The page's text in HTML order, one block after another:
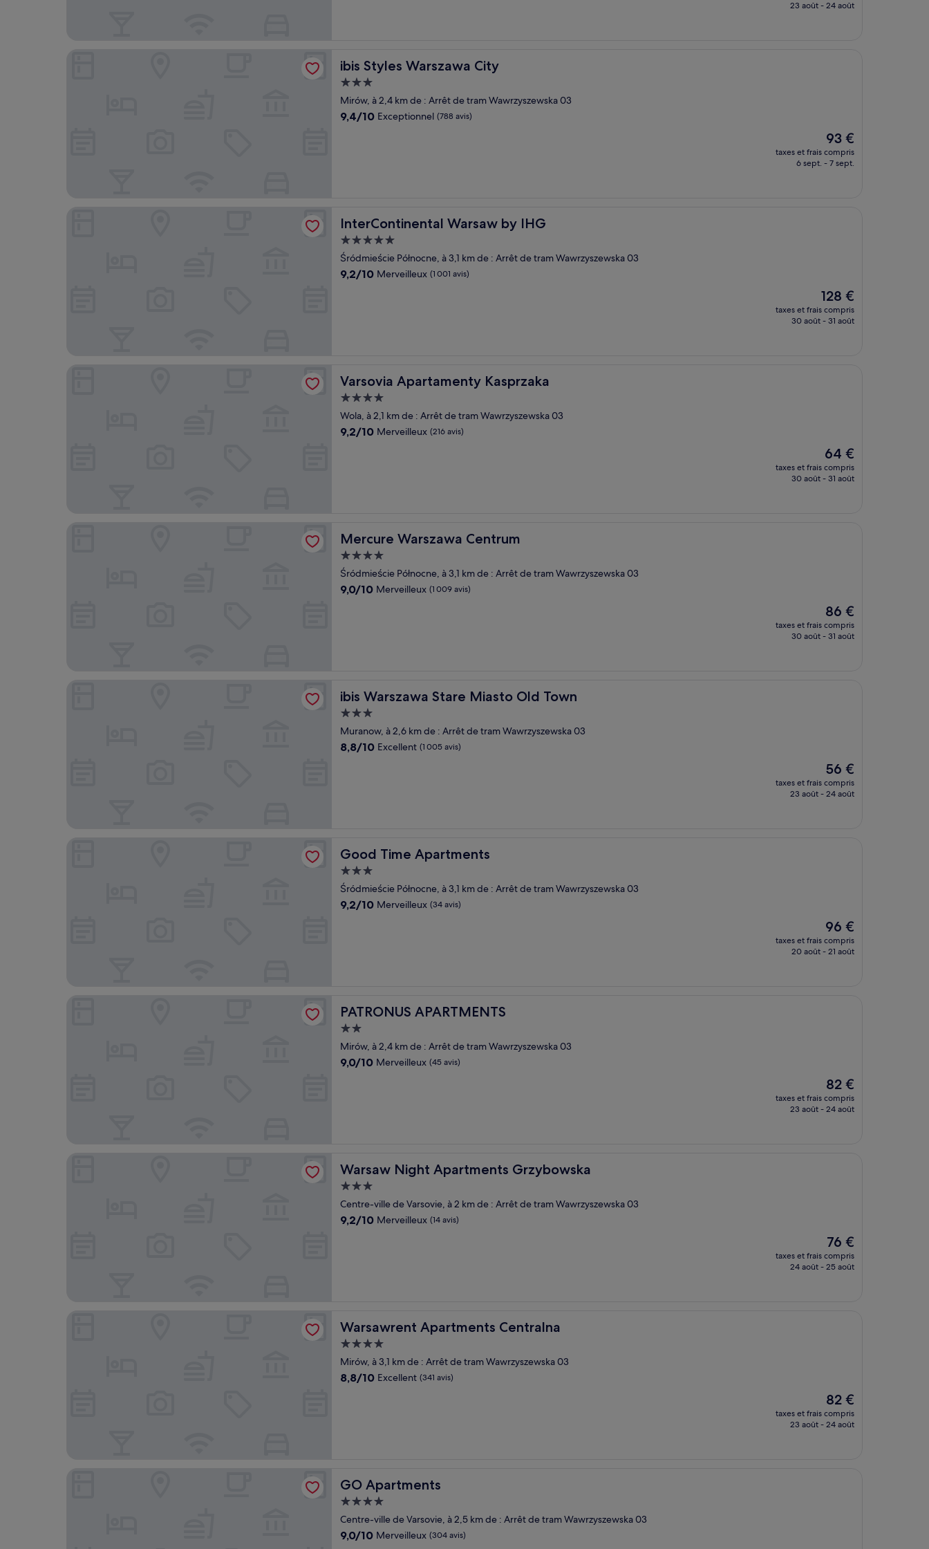
prix
23 août - 24 août
ibis Styles Warszawa City
ibis Styles Warszawa City
Hébergement
3.0 étoiles
Mirów, à 2,4 km de : Arrêt de tram Wawrzyszewska 03
9.4
9,4/10 Exceptionnel (788 avis)
Le
nouveau
prix
93 €
taxes et frais compris
6 sept. - 7 sept.
InterContinental Warsaw by IHG
InterContinental Warsaw by IHG
Hébergement
5.0 étoiles
Śródmieście Północne, à 3,1 km de : Arrêt de tram Wawrzyszewska 03
9.2
9,2/10 Merveilleux (1 001 avis)
Le
nouveau
prix
128 €
taxes et frais compris
30 août - 31 août
Varsovia Apartamenty Kasprzaka
Varsovia Apartamenty Kasprzaka
Hébergement
4.0 étoiles
Wola, à 2,1 km de : Arrêt de tram Wawrzyszewska 03
9.2
9,2/10 Merveilleux (216 avis)
Le
nouveau
prix
64 €
taxes et frais compris
30 août - 31 août
Mercure Warszawa Centrum
Mercure Warszawa Centrum
Hébergement
4.0 étoiles
Śródmieście Północne, à 3,1 km de : Arrêt de tram Wawrzyszewska 03
9.0
9,0/10 Merveilleux (1 009 avis)
Le
nouveau
prix
86 €
taxes et frais compris
30 août - 31 août
ibis Warszawa Stare Miasto Old Town
ibis Warszawa Stare Miasto Old Town
Hébergement
3.0 étoiles
Muranow, à 2,6 km de : Arrêt de tram Wawrzyszewska 03
8.8
8,8/10 Excellent (1 005 avis)
Le
nouveau
prix
56 €
taxes et frais compris
23 août - 24 août
Good Time Apartments
Good Time Apartments
Hébergement
3.0 étoiles
Śródmieście Północne, à 3,1 km de : Arrêt de tram Wawrzyszewska 03
9.2
9,2/10 Merveilleux (34 avis)
Le
nouveau
prix
96 €
taxes et frais compris
20 août - 21 août
PATRONUS APARTMENTS
PATRONUS APARTMENTS
Hébergement
2.0 étoiles
Mirów, à 2,4 km de : Arrêt de tram Wawrzyszewska 03
9.0
9,0/10 Merveilleux (45 avis)
Le
nouveau
prix
82 €
taxes et frais compris
23 août - 24 août
Warsaw Night Apartments Grzybowska
Warsaw Night Apartments Grzybowska
Hébergement
3.0 étoiles
Centre-ville de Varsovie, à 2 km de : Arrêt de tram Wawrzyszewska 03
9.2
9,2/10 Merveilleux (14 avis)
Le
nouveau
prix
76 €
taxes et frais compris
24 août - 25 août
Warsawrent Apartments Centralna
Warsawrent Apartments Centralna
Hébergement
4.0 étoiles
Mirów, à 3,1 km de : Arrêt de tram Wawrzyszewska 03
8.8
8,8/10 Excellent (341 avis)
Le
nouveau
prix
82 €
taxes et frais compris
23 août - 24 août
GO Apartments
GO Apartments
Hébergement
4.0 étoiles
Centre-ville de Varsovie, à 2,5 km de : Arrêt de tram Wawrzyszewska 03
9.0
9,0/10 Merveilleux (304 avis)